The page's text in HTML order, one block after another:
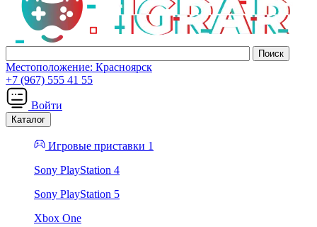
Местоположение: Красноярск
+7 (967) 555 41 55
Войти
Каталог
Игровые приставки 1
Sony PlayStation 4
Sony PlayStation 5
Xbox One